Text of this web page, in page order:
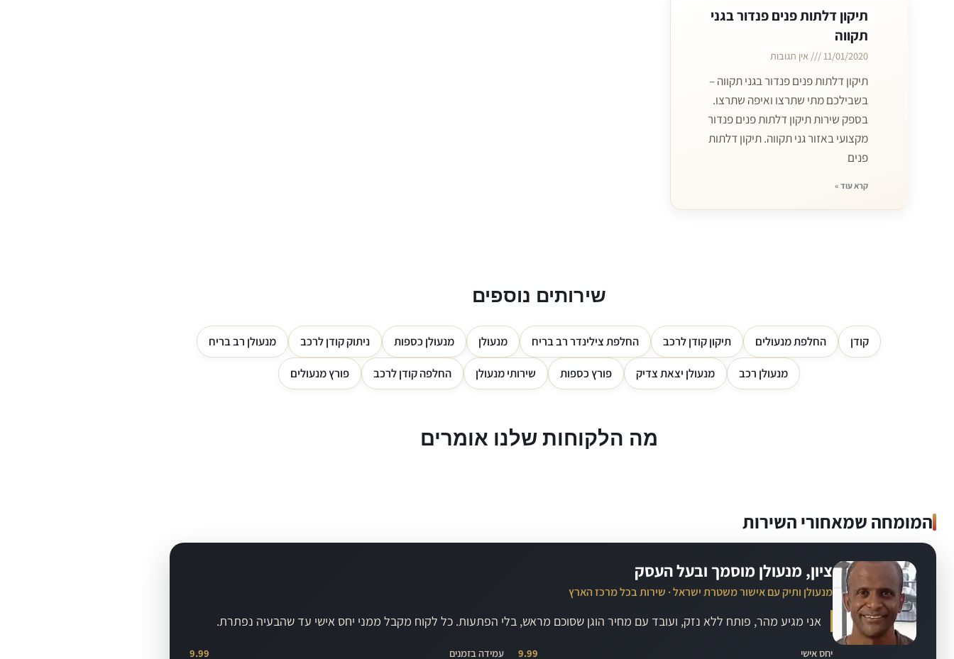
תיקון דלתות פנים פנדור בגני
תקווה
11/01/2020 אין תגובות
תיקון דלתות פנים פנדור בגני תקווה –
בשבילכם מתי שתרצו ואיפה שתרצו.
בספק שירות תיקון דלתות פנים פנדור
מקצועי באזור גני תקווה. תיקון דלתות
פנים
קרא עוד »
שירותים נוספים
קודן החלפת מנעולים תיקון קודן לרכב החלפת צילינדר רב בריח מנעולן מנעולן כספות ניתוק קודן לרכב מנעולן רב בריח
מנעולן רכב מנעולן יצאת צדיק פורץ כספות שירותי מנעולן החלפה קודן לרכב פורץ מנעולים
מה הלקוחות שלנו אומרים
המומחה שמאחורי השירות
ציון, מנעולן מוסמך ובעל העסק
מנעולן ותיק עם אישור משטרת ישראל · שירות בכל מרכז הארץ
אני מגיע מהר, פותח ללא נזק, ועובד עם מחיר הוגן שסוכם מראש, בלי הפתעות. כל לקוח מקבל ממני יחס אישי עד שהבעיה נפתרת.
יחס אישי 9.99 עמידה בזמנים 9.99